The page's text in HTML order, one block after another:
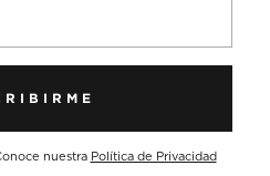
nuestra Política de Privacidad